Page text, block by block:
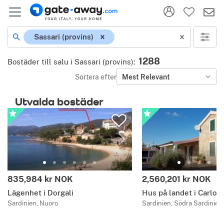
Sassari (provins)
Bostäder till salu i Sassari (provins): 1288
Sortera efter Mest Relevant
Utvalda bostäder
835,984 kr NOK
Lägenhet i Dorgali
Sardinien, Nuoro
2,560,201 kr NOK
Hus på landet i
Sardinien, Södra Sardinien